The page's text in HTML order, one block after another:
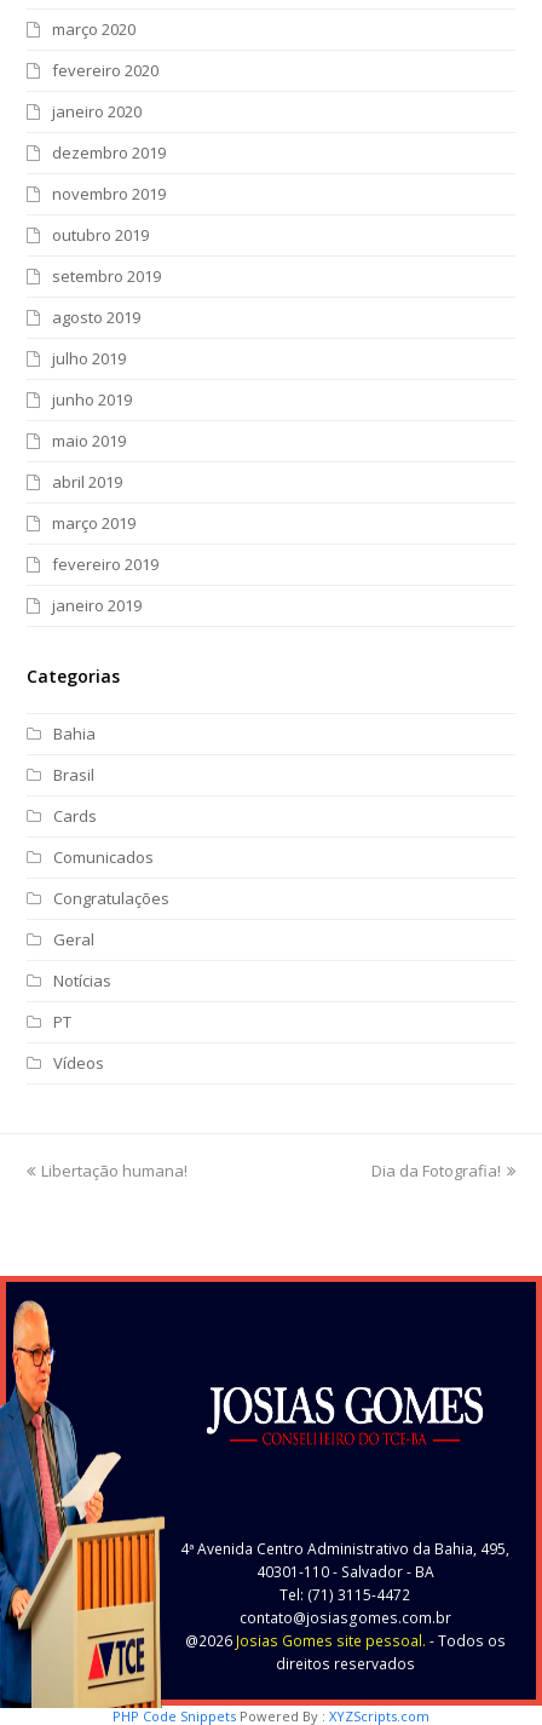
março 2020
fevereiro 2020
janeiro 2020
dezembro 2019
novembro 2019
outubro 2019
setembro 2019
agosto 2019
julho 2019
junho 2019
maio 2019
abril 2019
março 2019
fevereiro 2019
janeiro 2019
Categorias
Bahia
Brasil
Cards
Comunicados
Congratulações
Geral
Notícias
PT
Vídeos
previous
Libertação humana!
next
Dia da Fotografia!
4ª Avenida Centro Administrativo da Bahia, 495,
40301-110- Salvador - BA
Tel: (71) 3115-4472
contato@josiasgomes.com.br
@2026 Josias Gomes site pessoal. - Todos os
direitos reservados
PHP Code Snippets Powered By : XYZScripts.com